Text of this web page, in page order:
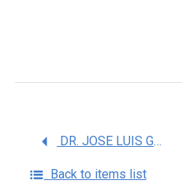
DR. JOSE LUIS GONGORA ALFARO
Back to items list